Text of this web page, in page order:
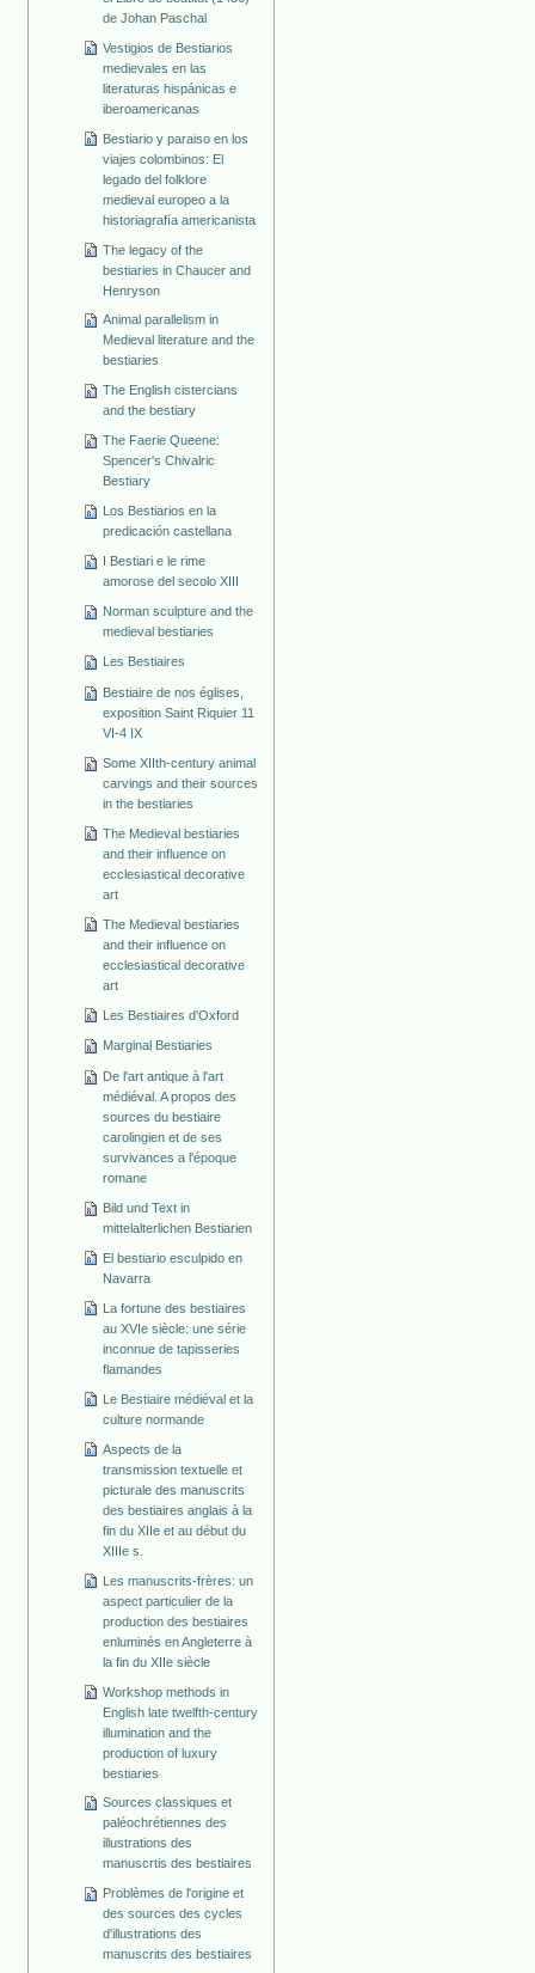
de Johan Paschal
Vestigios de Bestiarios
medievales en las
literaturas hispánicas e
iberoamericanas
Bestiario y paraiso en los
viajes colombinos: El
legado del folklore
medieval europeo a la
historiagrafía americanista
The legacy of the
bestiaries in Chaucer and
Henryson
Animal parallelism in
Medieval literature and the
bestiaries
The English cistercians
and the bestiary
The Faerie Queene:
Spencer's Chivalric
Bestiary
Los Bestiarios en la
predicación castellana
I Bestiari e le rime
amorose del secolo XIII
Norman sculpture and the
medieval bestiaries
Les Bestiaires
Bestiaire de nos églises,
exposition Saint Riquier 11
VI-4 IX
Some XIIth-century animal
carvings and their sources
in the bestiaries
The Medieval bestiaries
and their influence on
ecclesiastical decorative
art
The Medieval bestiaries
and their influence on
ecclesiastical decorative
art
Les Bestiaires d'Oxford
Marginal Bestiaries
De l'art antique à l'art
médiéval. A propos des
sources du bestiaire
carolingien et de ses
survivances a l'époque
romane
Bild und Text in
mittelalterlichen Bestiarien
El bestiario esculpido en
Navarra
La fortune des bestiaires
au XVIe siècle: une série
inconnue de tapisseries
flamandes
Le Bestiaire médiéval et la
culture normande
Aspects de la
transmission textuelle et
picturale des manuscrits
des bestiaires anglais à la
fin du XIIe et au début du
XIIIe s.
Les manuscrits-frères: un
aspect particulier de la
production des bestiaires
enluminés en Angleterre à
la fin du XIIe siècle
Workshop methods in
English late twelfth-century
illumination and the
production of luxury
bestiaries
Sources classiques et
paléochrétiennes des
illustrations des
manuscrtis des bestiaires
Problèmes de l'origine et
des sources des cycles
d'illustrations des
manuscrits des bestiaires